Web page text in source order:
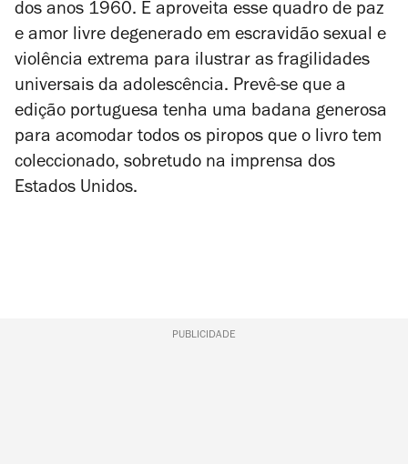
dos anos 1960. E aproveita esse quadro de paz
e amor livre degenerado em escravidão sexual e
violência extrema para ilustrar as fragilidades
universais da adolescência. Prevê-se que a
edição portuguesa tenha uma badana generosa
para acomodar todos os piropos que o livro tem
coleccionado, sobretudo na imprensa dos
Estados Unidos.
PUBLICIDADE